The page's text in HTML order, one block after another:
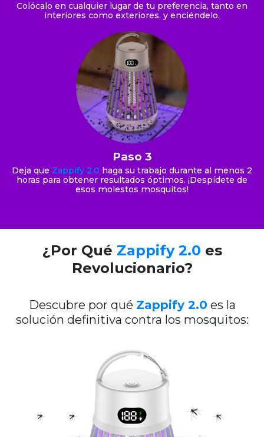
Colócalo en cualquier lugar de tu preferencia, tanto en
interiores como exteriores, y enciéndelo.
Paso 3
Deja que Zappify 2.0 haga su trabajo durante al menos 2
horas para obtener resultados óptimos. ¡Despídete de
esos molestos mosquitos!
¿Por Qué Zappify 2.0 es
Revolucionario?
Descubre por qué Zappify 2.0 es la
solución definitiva contra los mosquitos: